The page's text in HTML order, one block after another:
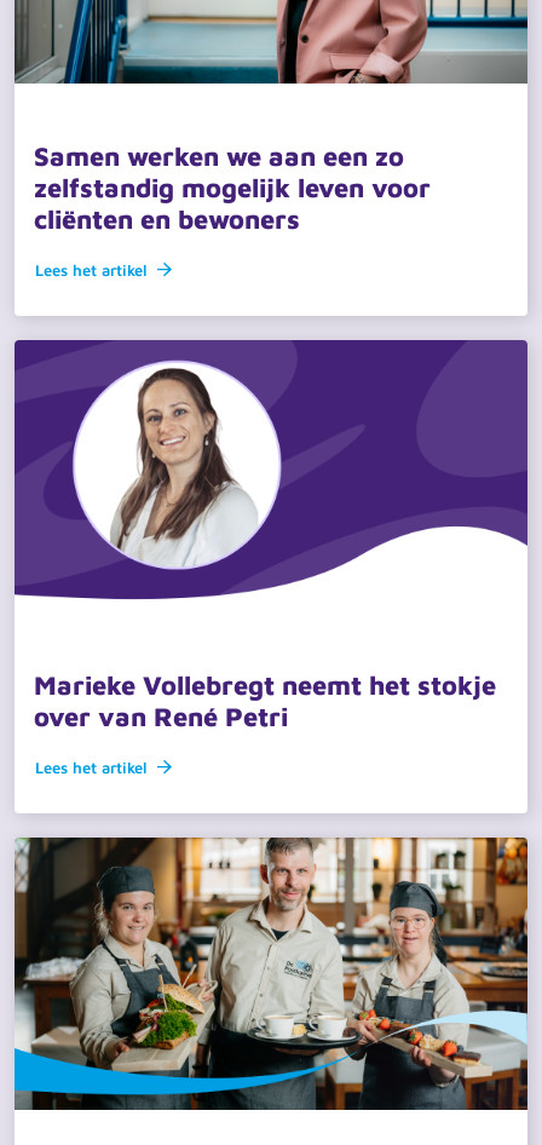
Samen werken we aan een zo
zelfstandig mogelijk leven voor
cliënten en bewoners
Lees het artikel
Marieke Vollebregt neemt het stokje
over van René Petri
Lees het artikel